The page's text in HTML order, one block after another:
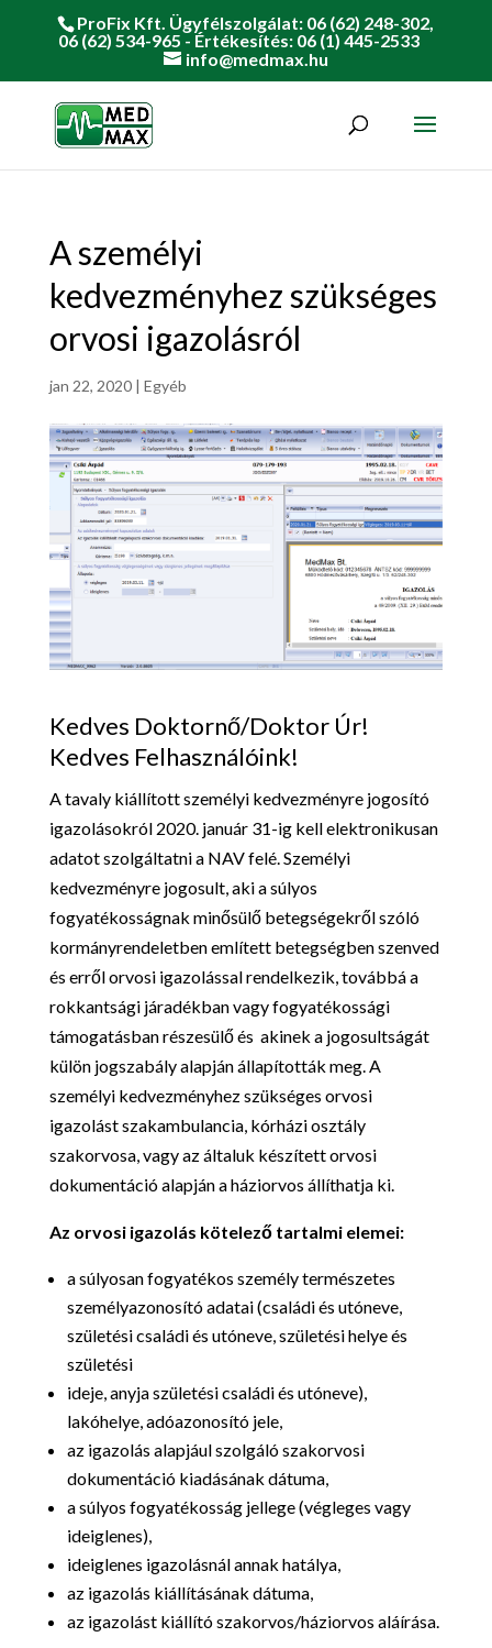
ProFix Kft. Ügyfélszolgálat: 06 (62) 248-302,
06 (62) 534-965 - Értékesítés: 06 (1) 445-2533
info@medmax.hu
A személyi
kedvezményhez szükséges
orvosi igazolásról
jan 22, 2020| Egyéb
Kedves Doktornő/Doktor Úr!
Kedves Felhasználóink!
A tavaly kiállított személyi kedvezményre jogosító
igazolásokról 2020. január 31-ig kell elektronikusan
adatot szolgáltatni a NAV felé. Személyi
kedvezményre jogosult, aki a súlyos
fogyatékosságnak minősülő betegségekről szóló
kormányrendeletben említett betegségben szenved
és erről orvosi igazolással rendelkezik, továbbá a
rokkantsági járadékban vagy fogyatékossági
támogatásban részesülő és akinek a jogosultságát
külön jogszabály alapján állapították meg. A
személyi kedvezményhez szükséges orvosi
igazolást szakambulancia, kórházi osztály
szakorvosa, vagy az általuk készített orvosi
dokumentáció alapján a háziorvos állíthatja ki.
Az orvosi igazolás kötelező tartalmi elemei:
a súlyosan fogyatékos személy természetes
személyazonosító adatai (családi és utóneve,
születési családi és utóneve, születési helye és
születési
ideje, anyja születési családi és utóneve),
lakóhelye, adóazonosító jele,
az igazolás alapjául szolgáló szakorvosi
dokumentáció kiadásának dátuma,
a súlyos fogyatékosság jellege (végleges vagy
ideiglenes),
ideiglenes igazolásnál annak hatálya,
az igazolás kiállításának dátuma,
az igazolást kiállító szakorvos/háziorvos aláírása.